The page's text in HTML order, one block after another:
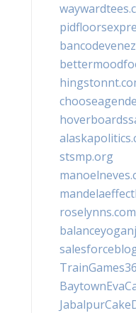
stsmp.org
roselynns.com